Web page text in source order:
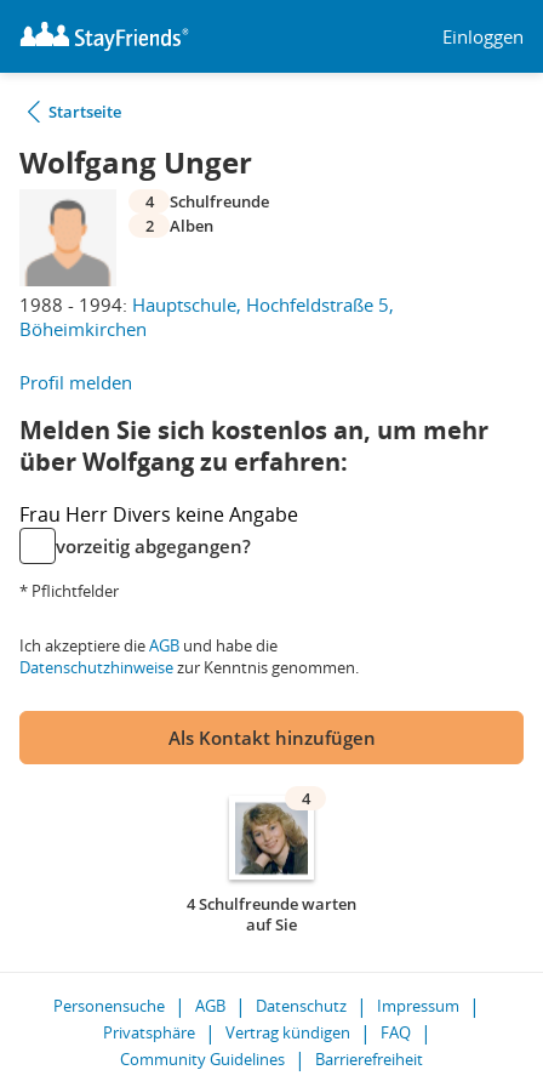
Einloggen
Startseite
Wolfgang Unger
1988 - 1994: Hauptschule, Hochfeldstraße 5,
Böheimkirchen
4
Schulfreunde
2
Alben
Profil melden
Melden Sie sich kostenlos an, um mehr
über Wolfgang zu erfahren:
Frau Herr Divers keine Angabe
vorzeitig abgegangen?
* Pflichtfelder
Ich akzeptiere dieAGB und habe die
Datenschutzhinweisezur Kenntnis genommen.
Als Kontakt hinzufügen
4
4 Schulfreunde warten
auf Sie
Personensuche AGB Datenschutz
Impressum
Privatsphäre
Vertrag kündigen
FAQ
Community Guidelines
Barrierefreiheit